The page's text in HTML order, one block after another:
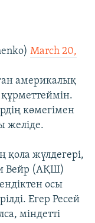
March 20,
америкалық
көмегімен
желіде.
жүлдегері,
Вейр (АҚШ)
осы
Егер Ресей
міндетті